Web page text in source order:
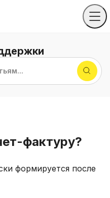
фактуру?
формируется после